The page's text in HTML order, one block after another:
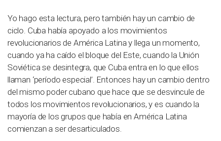
Yo hago esta lectura, pero también hay un cambio de
ciclo. Cuba había apoyado a los movimientos
revolucionarios de América Latina y llega un momento,
cuando ya ha caído el bloque del Este, cuando la Unión
Soviética se desintegra, que Cuba entra en lo que ellos
llaman ‘período especial’. Entonces hay un cambio dentro
del mismo poder cubano que hace que se desvincule de
todos los movimientos revolucionarios, y es cuando la
mayoría de los grupos que había en América Latina
comienzan a ser desarticulados.